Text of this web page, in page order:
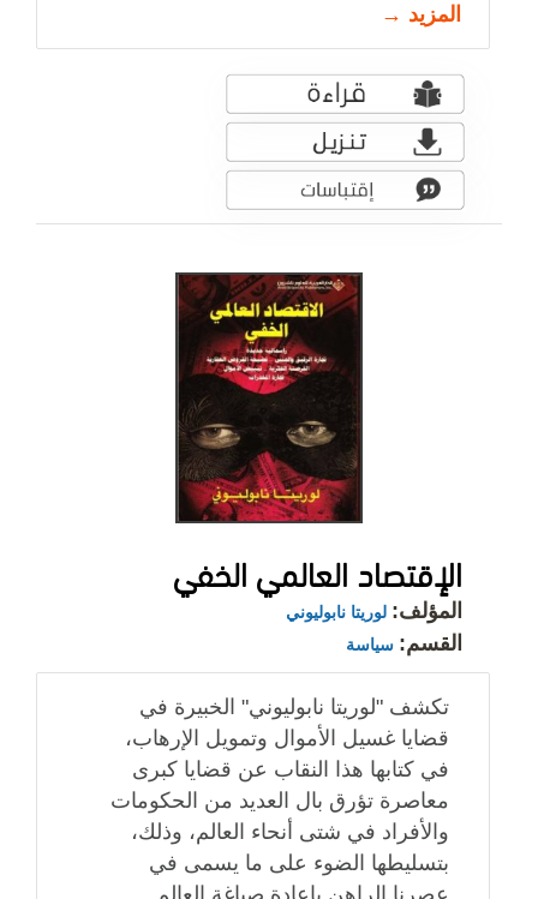
المزيد →
الإقتصاد العالمي الخفي
المؤلف: لوريتا نابوليوني
القسم: سياسة
تكشف "لوريتا نابوليوني" الخبيرة في
قضايا غسيل الأموال وتمويل الإرهاب،
في كتابها هذا النقاب عن قضايا كبرى
معاصرة تؤرق بال العديد من الحكومات
والأفراد في شتى أنحاء العالم، وذلك،
بتسليطها الضوء على ما يسمى في
عصرنا الراهن بإعادة صياغة العالم